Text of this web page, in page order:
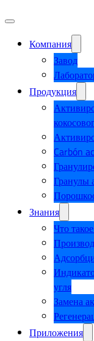
Компания
Завод
Продукция
Carbón
Гранулы
Знания
Что
угля
Замена
Приложения